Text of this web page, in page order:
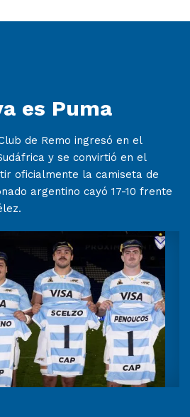
es Puma
de Remo ingresó en el
y se convirtió en el
oficialmente la camiseta de
argentino cayó 17-10 frente